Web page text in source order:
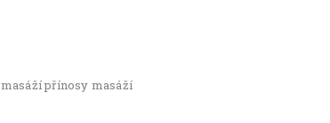
přínosy masáží